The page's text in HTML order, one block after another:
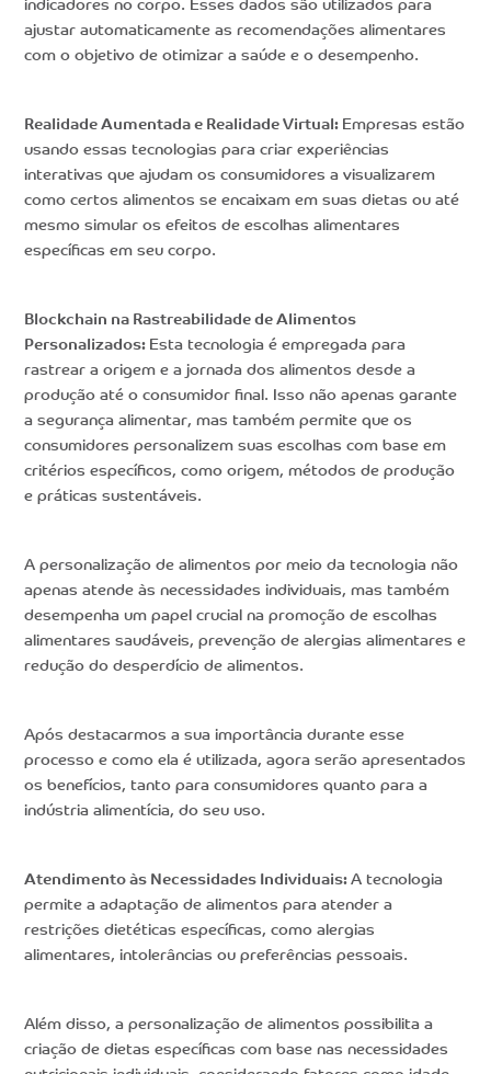
indicadores no corpo. Esses dados são utilizados para
ajustar automaticamente as recomendações alimentares
com o objetivo de otimizar a saúde e o desempenho.
Realidade Aumentada e Realidade Virtual: Empresas estão
usando essas tecnologias para criar experiências
interativas que ajudam os consumidores a visualizarem
como certos alimentos se encaixam em suas dietas ou até
mesmo simular os efeitos de escolhas alimentares
específicas em seu corpo.
Blockchain na Rastreabilidade de Alimentos
Personalizados: Esta tecnologia é empregada para
rastrear a origem e a jornada dos alimentos desde a
produção até o consumidor final. Isso não apenas garante
a segurança alimentar, mas também permite que os
consumidores personalizem suas escolhas com base em
critérios específicos, como origem, métodos de produção
e práticas sustentáveis.
A personalização de alimentos por meio da tecnologia não
apenas atende às necessidades individuais, mas também
desempenha um papel crucial na promoção de escolhas
alimentares saudáveis, prevenção de alergias alimentares e
redução do desperdício de alimentos.
Após destacarmos a sua importância durante esse
processo e como ela é utilizada, agora serão apresentados
os benefícios, tanto para consumidores quanto para a
indústria alimentícia, do seu uso.
Atendimento às Necessidades Individuais: A tecnologia
permite a adaptação de alimentos para atender a
restrições dietéticas específicas, como alergias
alimentares, intolerâncias ou preferências pessoais.
Além disso, a personalização de alimentos possibilita a
criação de dietas específicas com base nas necessidades